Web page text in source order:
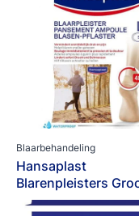
Blaarbehandeling
Hansaplast
Blarenpleisters